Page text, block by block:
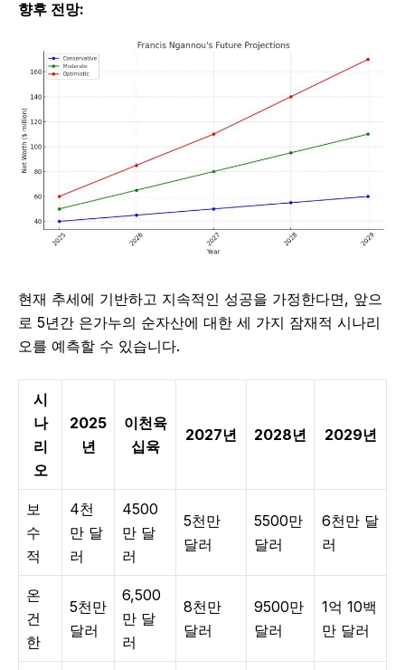
향후 전망:
현재 추세에 기반하고 지속적인 성공을 가정한다면, 앞으
로 5년간 은가누의 순자산에 대한 세 가지 잠재적 시나리
오를 예측할 수 있습니다.
시
나
리
오
2025
년
이천육
십육
2027년 2028년 2029년
보
수
적
4천
만 달
러
4500
만 달
러
5천만
달러
5500만
달러
6천만 달
러
온
건
한
5천만
달러
6,500
만 달
러
8천만
달러
9500만
달러
1억 10백
만 달러